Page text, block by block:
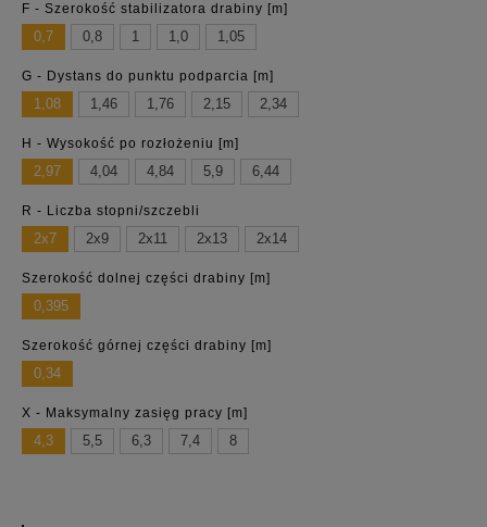
F - Szerokość stabilizatora drabiny [m]
0,7 0,8 1 1,0 1,05
G - Dystans do punktu podparcia [m]
1,08 1,46 1,76 2,15 2,34
H - Wysokość po rozłożeniu [m]
2,97 4,04 4,84 5,9 6,44
R - Liczba stopni/szczebli
2x7 2x9 2x11 2x13 2x14
Szerokość dolnej części drabiny [m]
0,395
Szerokość górnej części drabiny [m]
0,34
X - Maksymalny zasięg pracy [m]
4,3 5,5 6,3 7,4 8